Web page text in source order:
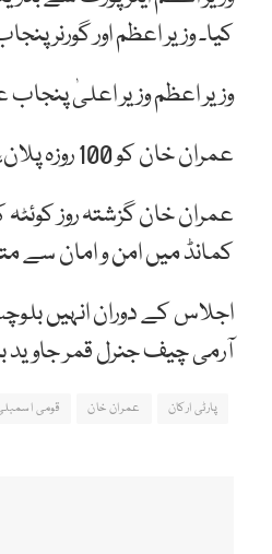
کیا۔ وزیر اعظم اور گورنر
وزیر اعظم وزیر اعلیٰ
عمران خان کو 100 روزہ پلان، نئے بلدیاتی نظام اور کلین اینڈ گرین پنجاب کےمنصوبے پر بریفنگ دی جائے گی۔
عمران خان گزشتہ روز
کمانڈ میں امن و امان سے
اجلاس کے دوران انہیں
آرمی چیف جنرل قمر جاوید
پارٹی ارکان عمران خان قومی